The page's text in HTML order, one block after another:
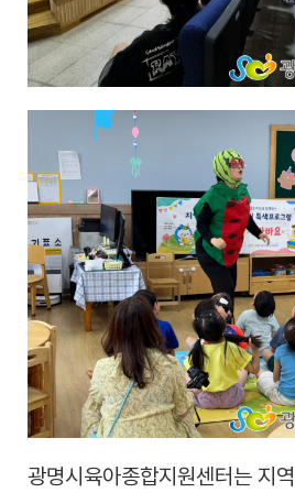
광명시육아종합지원센터는 지